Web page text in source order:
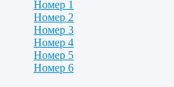
Номер 1
Номер 2
Номер 3
Номер 4
Номер 5
Номер 6